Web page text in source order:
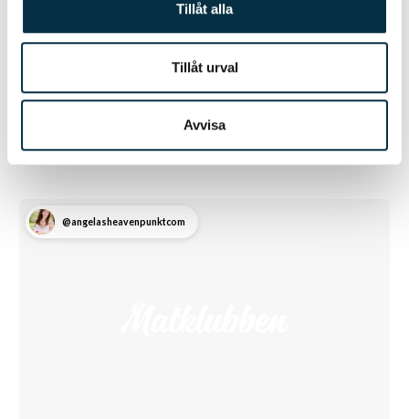
Tillåt alla
Tillåt urval
Avvisa
Vegetarisk lasagne
Det här receptet har jag använt många gånger till både
kalas och för att göra lunchlådor till mig själv. Det är så bra
@angelasheavenpunktcom